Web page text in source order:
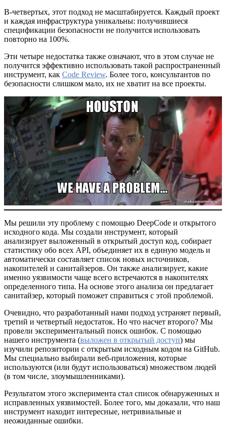
В-четвертых, этот подход не масштабируется. Каждый проект
и каждая инфраструктура уникальны: получившиеся
спецификации безопасности не получится использовать
повторно на 100%.
Эти четыре недостатка также означают, что в этом случае не
получится эффективно использовать такой распространенный
инструмент, как Code Review. Более того, консультантов по
безопасности слишком мало, их не хватит на все проекты.
Мы решили эту проблему с помощью DeepCode и открытого
исходного кода. Мы создали инструмент, который
анализирует выложенный в открытый доступ код, собирает
статистику обо всех API, объединяет их в единую модель и
автоматически составляет список новых источников,
накопителей и санитайзеров. Он также анализирует, какие
именно уязвимости чаще всего встречаются в накопителях
определенного типа. На основе этого анализа он предлагает
санитайзер, который поможет справиться с этой проблемой.
Очевидно, что разработанный нами подход устраняет первый,
третий и четвертый недостаток. Но что насчет второго? Мы
провели экспериментальный поиск ошибок. С помощью
нашего инструмента (выложен в открытый доступ) мы
изучили репозитории с открытым исходным кодом на GitHub.
Мы специально выбирали веб-приложения, которые
используются (или будут использоваться) множеством людей
(в том числе, злоумышленниками).
Результатом этого эксперимента стал список обнаруженных и
исправленных уязвимостей. Более того, мы доказали, что наш
инструмент находит интересные, нетривиальные и
неожиданные ошибки.